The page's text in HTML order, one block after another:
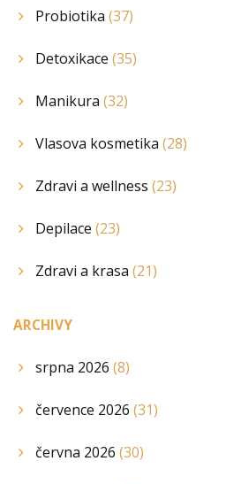
Probiotika (37)
Detoxikace (35)
Manikura (32)
Vlasova kosmetika (28)
Zdravi a wellness (23)
Depilace (23)
Zdravi a krasa (21)
ARCHIVY
srpna 2026 (8)
července 2026 (31)
června 2026 (30)